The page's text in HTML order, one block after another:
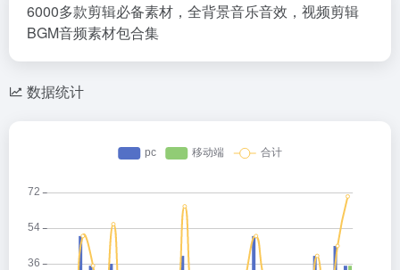
6000多款剪辑必备素材，全背景音乐音效，视频剪辑
BGM音频素材包合集
数据统计